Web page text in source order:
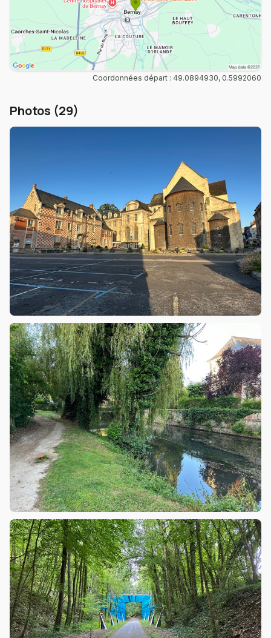
Coordonnées départ : 49.0894930, 0.5992060
Photos (29)